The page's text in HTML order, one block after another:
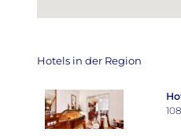
Hotels in der Region